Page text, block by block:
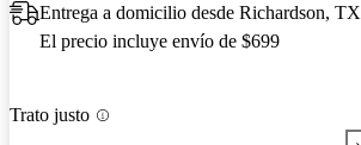
Entrega a domicilio desde Richardson, TX
El precio incluye envío de $699
Trato justo